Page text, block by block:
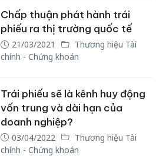
Chấp thuận phát hành trái
phiếu ra thị trường quốc tế
21/03/2021
Thương hiệu Tài
chính - Chứng khoán
Trái phiếu sẽ là kênh huy động
vốn trung và dài hạn của
doanh nghiệp?
03/04/2022
Thương hiệu Tài
chính - Chứng khoán